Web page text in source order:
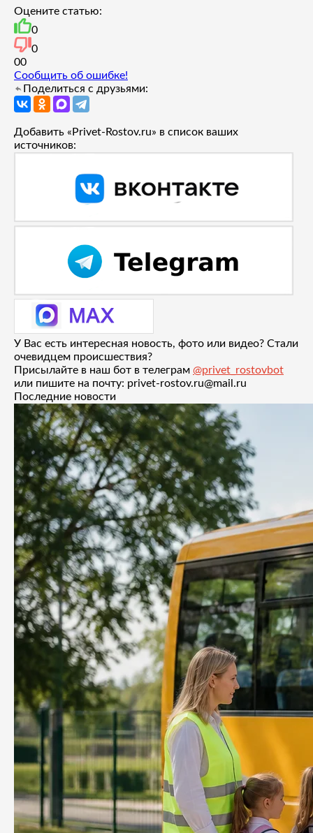
Оцените статью:
0
0
00
Сообщить об ошибке!
Поделиться с друзьями:
Добавить «Privet-Rostov.ru» в список ваших
источников:
У Вас есть интересная новость, фото или видео? Стали
очевидцем происшествия?
Присылайте в наш бот в телеграм @privet_rostovbot
или пишите на почту: privet-rostov.ru@mail.ru
Последние новости